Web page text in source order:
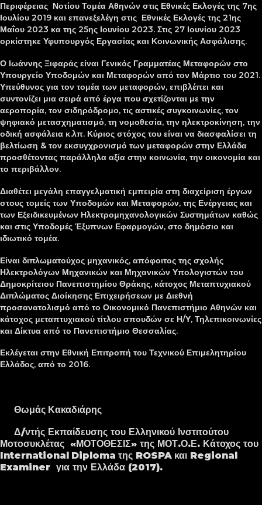
Περιφέρειας Νοτίου Τομέα Αθηνών στις Εθνικές Εκλογές της 7ης
Ιουλίου 2019 και επανεξελέγη στις Εθνικές Εκλογές της 21ης
Μαΐου 2023 κα της 25ης Ιουνίου 2023. Στις 27 Ιουνίου 2023
ορκίστηκε Υφυπουργός Εργασίας και Κοινωνικής Ασφάλισης.
Ο Ιωάννης Ξιφαράς είναι Γενικός Γραμματέας Μεταφορών στο
Υπουργείο Υποδομών και Μεταφορών από τον Μάρτιο του 2021.
Υπεύθυνος για τον τομέα των μεταφορών, επιβλέπει και
συντονίζει μια σειρά από έργα που σχετίζονται με την
αεροπορία, τον σιδηρόδρομο, τις αστικές συγκοινωνίες, τον
ψηφιακό μετασχηματισμό, τη νομοθεσία, την ηλεκτροκίνηση, την
οδική ασφάλεια κ.λπ. Κύριος στόχος του είναι να διασφαλίσει τη
βελτίωση & τον εκσυγχρονισμό των μεταφορών στην Ελλάδα
προσθέτοντας παράλληλα αξία στην κοινωνία, την οικονομία και
το περιβάλλον.
Διαθέτει μεγάλη επαγγελματική εμπειρία στη διαχείριση έργων
στους τομείς των Υποδομών και Μεταφορών, της Ενέργειας και
των Εξειδικευμένων Ηλεκτρομηχανολογικών Συστημάτων καθώς
και στις Υποδομές Έξυπνων Εφαρμογών, στο δημόσιο και
ιδιωτικό τομέα.
Είναι διπλωματούχος μηχανικός, απόφοιτος της σχολής
Ηλεκτρολόγων Μηχανικών και Μηχανικών Υπολογιστών του
Δημοκρίτειου Πανεπιστημίου Θράκης, κάτοχος Μεταπτυχιακού
Διπλώματος Διοίκησης Επιχειρήσεων με Διεθνή
προσανατολισμό από το Οικονομικό Πανεπιστήμιο Αθηνών και
κάτοχος μεταπτυχιακού τίτλου σπουδών σε Η/Υ, Τηλεπικοινωνίες
και Δίκτυα από το Πανεπιστήμιο Θεσσαλίας.
Εκλέγεται στην Εθνική Επιτροπή του Τεχνικού Επιμελητηρίου
Ελλάδος, από το 2016.
Θωμάς Κακαδιάρης
Δ/ντής Εκπαίδευσης του Ελληνικού Ινστιτούτου
Μοτοσυκλέτας «ΜΟΤΟΘΕΣΙΣ» της ΜΟΤ.Ο.Ε. Κάτοχος του
International Diploma της ROSPA και Regional
Examiner για την Ελλάδα (2017).